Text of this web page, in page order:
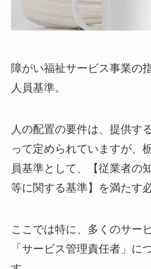
障がい福祉サービス事業の
人員基準。
人の配置の要件は、提供す
って定められていますが、
員基準として、【従業者の
等に関する基準】を満たす
ここでは特に、多くのサー
「サービス管理責任者」に